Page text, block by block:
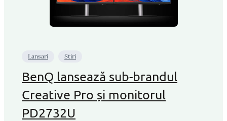
Lansari Stiri
BenQ lansează sub-brandul
Creative Pro și monitorul
PD2732U